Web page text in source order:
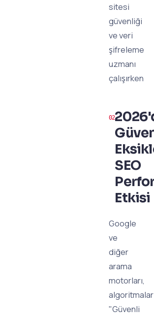
sitesi
güvenliği
ve veri
şifreleme
uzmanı
çalışırken
SEO
Etkisi
Google
ve
diğer
arama
motorları,
"Güvenli